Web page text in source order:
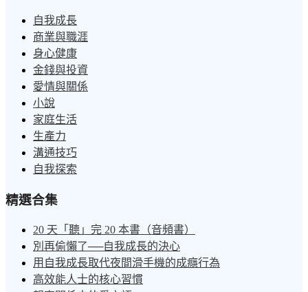
自我成長
商業與職涯
身心健康
金錢與投資
愛情與關係
小說
家庭生活
生產力
溝通技巧
自我探索
精選合集
20 天「聽」完 20 本書（音頻書）
別再偷懶了──自我成長的決心
用自我成長取代夜間滑手機的成癮行為
高效能人士的核心習慣